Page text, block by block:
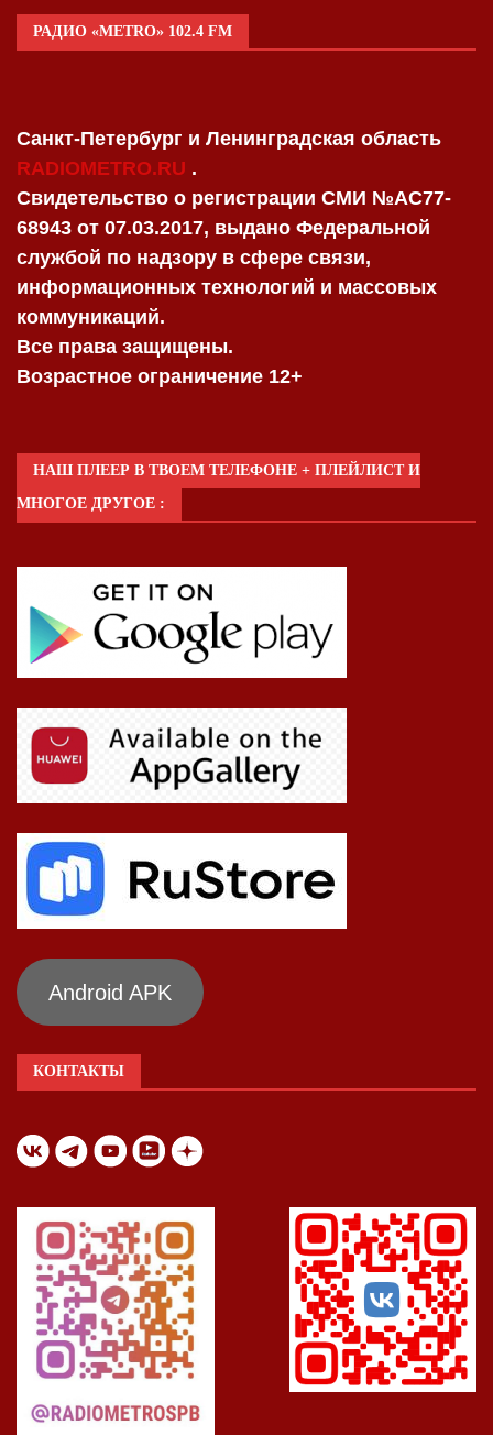
РАДИО «METRO» 102.4 FM
Санкт-Петербург и Ленинградская область
RADIOMETRO.RU .
Свидетельство о регистрации СМИ №AC77-
68943 от 07.03.2017, выдано Федеральной
службой по надзору в сфере связи,
информационных технологий и массовых
коммуникаций.
Все права защищены.
Возрастное ограничение 12+
НАШ ПЛЕЕР В ТВОЕМ ТЕЛЕФОНЕ + ПЛЕЙЛИСТ И
МНОГОЕ ДРУГОЕ :
Android APK
КОНТАКТЫ